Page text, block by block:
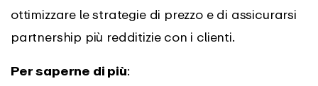
ottimizzare le strategie di prezzo e di assicurarsi
partnership più redditizie con i clienti.
Per saperne di più: